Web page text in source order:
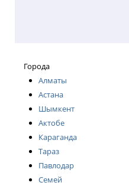
Города
Алматы
Астана
Шымкент
Актобе
Караганда
Тараз
Павлодар
Семей